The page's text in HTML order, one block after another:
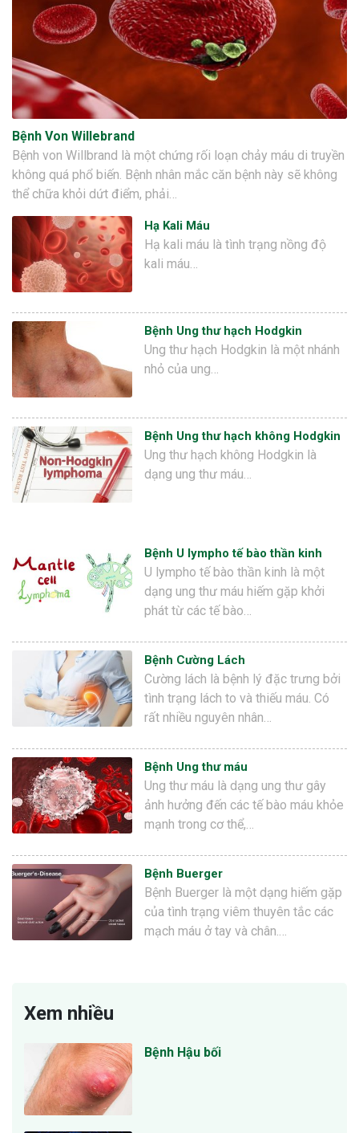
Bệnh Von Willebrand
Bệnh von Willbrand là một chứng rối loạn chảy máu di truyền
không quá phổ biến. Bệnh nhân mắc căn bệnh này sẽ không
thể chữa khỏi dứt điểm, phải…
Hạ Kali Máu
Hạ kali máu là tình trạng nồng độ
kali máu…
Bệnh Ung thư hạch Hodgkin
Ung thư hạch Hodgkin là một nhánh
nhỏ của ung…
Bệnh Ung thư hạch không Hodgkin
Ung thư hạch không Hodgkin là
dạng ung thư máu…
Bệnh U lympho tế bào thần kinh
U lympho tế bào thần kinh là một
dạng ung thư máu hiếm gặp khởi
phát từ các tế bào…
Bệnh Cường Lách
Cường lách là bệnh lý đặc trưng bởi
tình trạng lách to và thiếu máu. Có
rất nhiều nguyên nhân…
Bệnh Ung thư máu
Ung thư máu là dạng ung thư gây
ảnh hưởng đến các tế bào máu khỏe
mạnh trong cơ thể,…
Bệnh Buerger
Bệnh Buerger là một dạng hiếm gặp
của tình trạng viêm thuyên tắc các
mạch máu ở tay và chân.…
Xem nhiều
Bệnh Hậu bối